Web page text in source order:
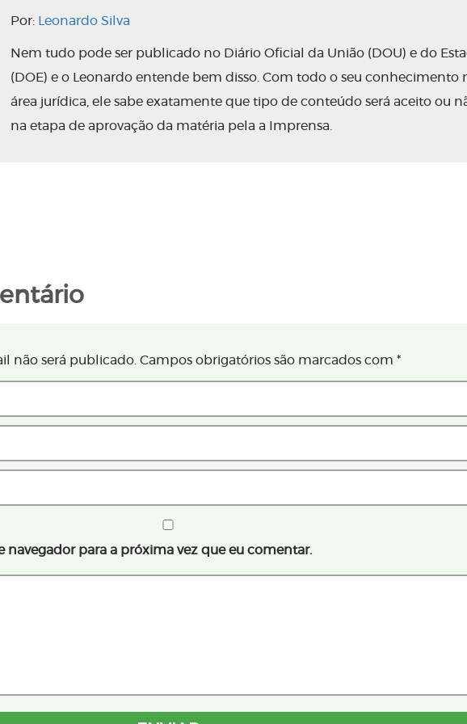
Por: Leonardo Silva
Nem tudo pode ser publicado no Diário Oficial da União (DOU) e do
(DOE) e o Leonardo entende bem disso. Com todo o seu conhecimento
área jurídica, ele sabe exatamente que tipo de conteúdo será aceito ou
na etapa de aprovação da matéria pela a Imprensa.
não será publicado. Campos obrigatórios são marcados com *
navegador para a próxima vez que eu comentar.